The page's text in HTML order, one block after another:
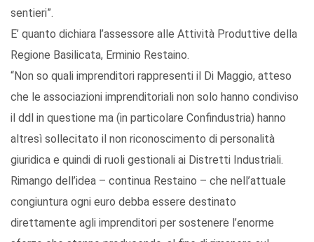
sentieri”.
E’ quanto dichiara l’assessore alle Attività Produttive della
Regione Basilicata, Erminio Restaino.
“Non so quali imprenditori rappresenti il Di Maggio, atteso
che le associazioni imprenditoriali non solo hanno condiviso
il ddl in questione ma (in particolare Confindustria) hanno
altresì sollecitato il non riconoscimento di personalità
giuridica e quindi di ruoli gestionali ai Distretti Industriali.
Rimango dell’idea – continua Restaino – che nell’attuale
congiuntura ogni euro debba essere destinato
direttamente agli imprenditori per sostenere l’enorme